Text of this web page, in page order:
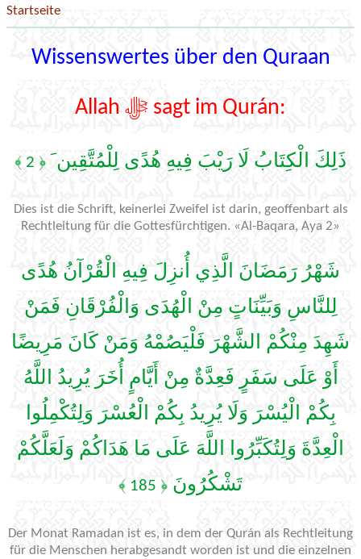
Startseite
Wissenswertes über den Quraan
Allah ﷻ sagt im Qurán:
ذَلِكَ الْكِتَابُ لَا رَيْبَ فِيهِ هُدًى لِلْمُتَّقِين َ ﴿ 2 ﴾
Dies ist die Schrift, keinerlei Zweifel ist darin, geoffenbart als
Rechtleitung für die Gottesfürchtigen. «Al-Baqara, Aya 2»
شَهْرُ رَمَضَانَ الَّذِي أُنزِلَ فِيهِ الْقُرْآنُ هُدًى
لِلنَّاسِ وَبَيِّنَاتٍ مِنْ الْهُدَى وَالْفُرْقَانِ فَمَنْ
شَهِدَ مِنْكُمْ الشَّهْرَ فَلْيَصُمْهُ وَمَنْ كَانَ مَرِيضًا
أَوْ عَلَى سَفَرٍ فَعِدَّةٌ مِنْ أَيَّامٍ أُخَرَ يُرِيدُ اللَّهُ
بِكُمْ الْيُسْرَ وَلَا يُرِيدُ بِكُمْ الْعُسْرَ وَلِتُكْمِلُوا
الْعِدَّةَ وَلِتُكَبِّرُوا اللَّهَ عَلَى مَا هَدَاكُمْ وَلَعَلَّكُمْ
تَشْكُرُونَ ﴿ 185 ﴾
Der Monat Ramadan ist es, in dem der Qurán als Rechtleitung
für die Menschen herabgesandt worden ist und die einzelnen